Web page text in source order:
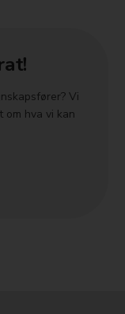
Vi
hva vi kan